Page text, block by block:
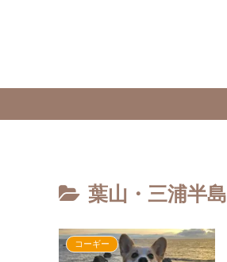
葉山・三浦半島
コーギー